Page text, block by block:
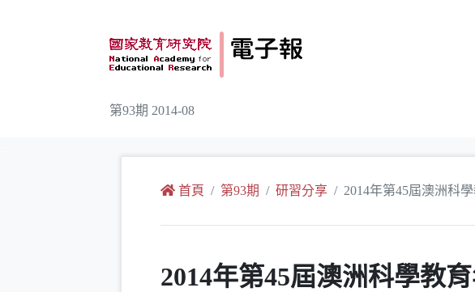
第93期 2014-08
首頁 第93期 研習分享 2014年第45屆澳洲科
2014年第45屆澳洲科學教